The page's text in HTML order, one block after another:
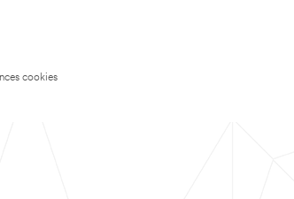
cookies